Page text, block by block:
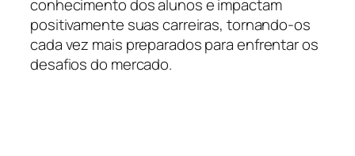
conhecimento dos alunos e impactam
positivamente suas carreiras, tornando-os
cada vez mais preparados para enfrentar os
desafios do mercado.